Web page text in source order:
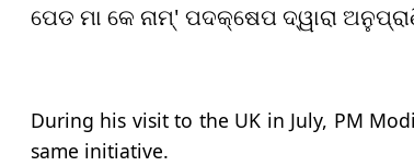
ପେଡ ମା କେ ନାମ୍' ପଦକ୍ଷେପ ଦ୍ୱାରା
During his visit to the UK in July, PM
same initiative.